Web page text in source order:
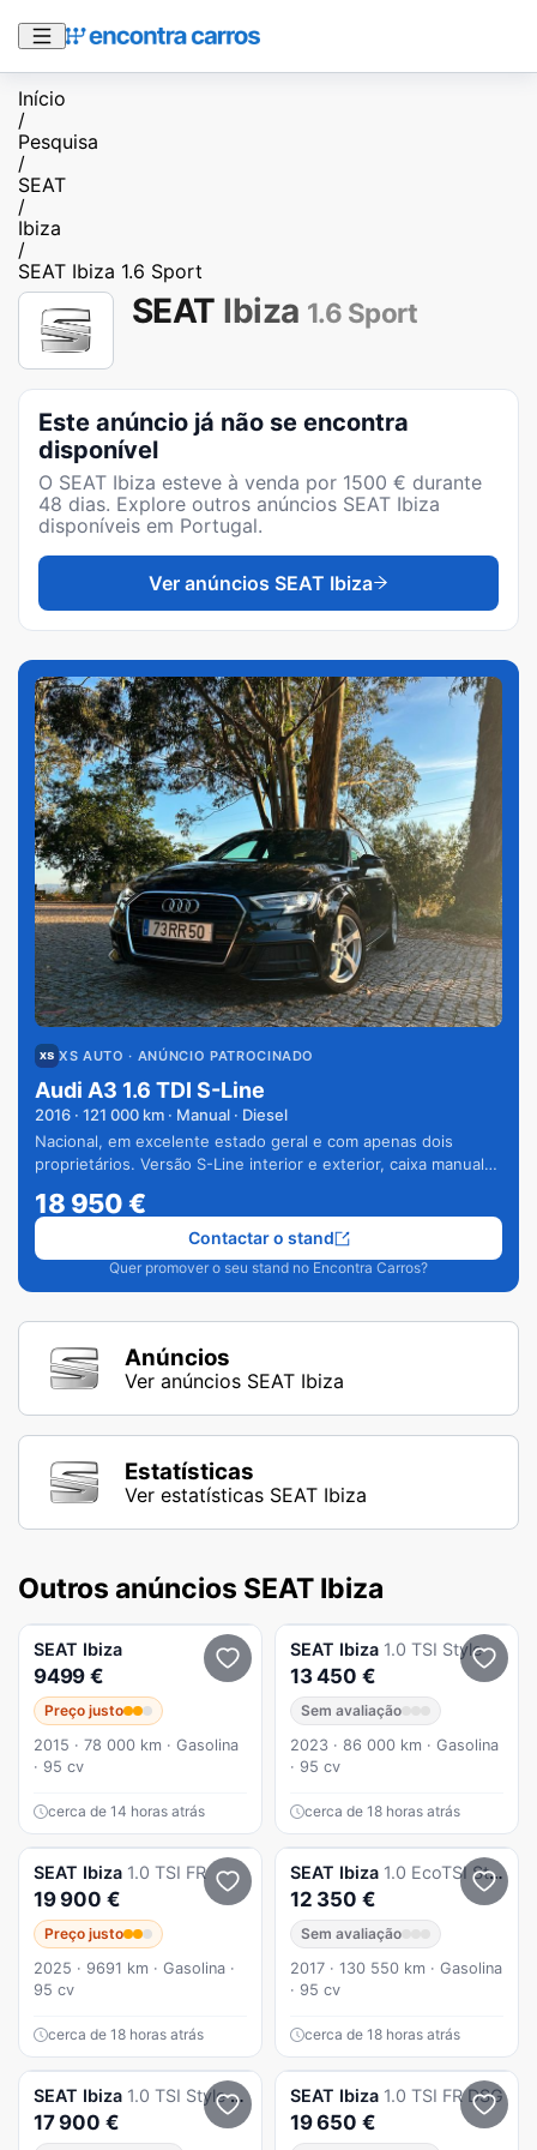
Início
/
Pesquisa
/
SEAT
/
Ibiza
/
SEAT Ibiza 1.6 Sport
SEAT Ibiza 1.6 Sport
Este anúncio já não se encontra
disponível
O SEAT Ibiza esteve à venda por 1500 € durante
48 dias. Explore outros anúncios SEAT Ibiza
disponíveis em Portugal.
Ver anúncios SEAT Ibiza
XS AUTO · ANÚNCIO PATROCINADO
Audi A3 1.6 TDI S-Line
2016 · 121 000 km · Manual · Diesel
Nacional, em excelente estado geral e com apenas dois
proprietários. Versão S-Line interior e exterior, caixa manual
18 950€
Quer promover o seu stand no Encontra Carros?
Contactar o stand
Anúncios
Ver anúncios SEAT Ibiza
Estatísticas
Ver estatísticas SEAT Ibiza
Outros anúncios SEAT Ibiza
SEAT Ibiza
9499 €
Preço justo
2015 · 78 000 km · Gasolina
· 95 cv
cerca de 14 horas atrás
SEAT Ibiza 1.0 TSI Style
13 450 €
Sem avaliação
2023 · 86 000 km · Gasolina
· 95 cv
cerca de 18 horas atrás
SEAT Ibiza 1.0 TSI FR
19 900 €
Preço justo
2025 · 9691 km · Gasolina ·
95 cv
cerca de 18 horas atrás
SEAT Ibiza 1.0 EcoTSI Style
12 350 €
Sem avaliação
2017 · 130 550 km · Gasolina
· 95 cv
cerca de 18 horas atrás
SEAT Ibiza 1.0 TSI Style DSG
17 900 €
SEAT Ibiza 1.0 TSI FR DSG
19 650 €